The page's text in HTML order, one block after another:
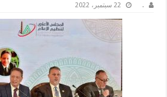
. 22 سبتمبر، 2022